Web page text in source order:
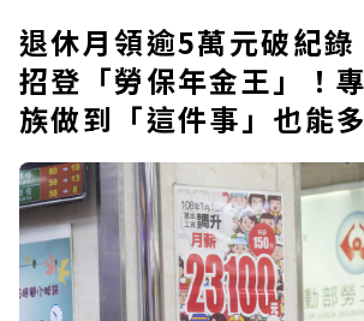
退休月領逾5萬元破紀
招登「勞保年金王」！
族做到「這件事」也能